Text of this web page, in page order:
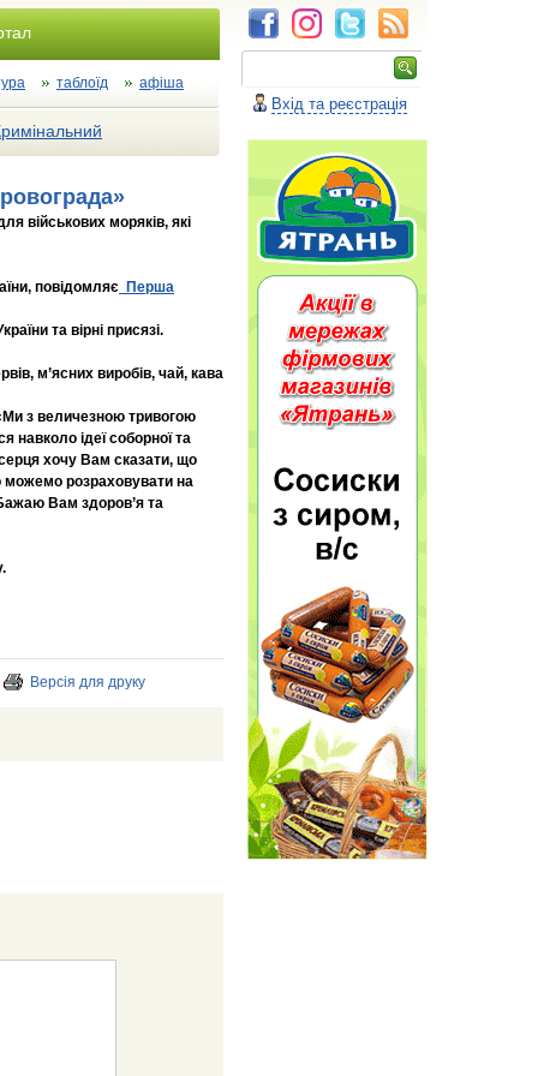
таблоїд афіша
військових моряків, які
повідомляє Перша
та вірні присязі.
м’ясних виробів, чай, кава
з величезною тривогою
навколо ідеї соборної та
хочу Вам сказати, що
можемо розраховувати на
Вам здоров’я та
Версія для друку
Вхід та реєстрація